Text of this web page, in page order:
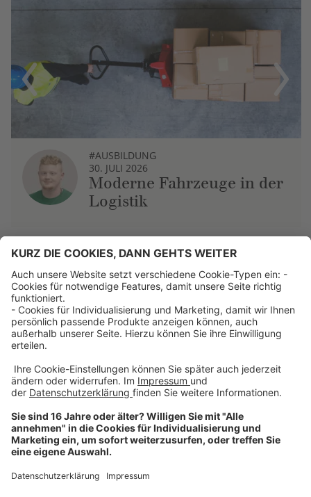
Previous
#AUSBILDUNG
30. JULI 2026
Moderne Fahrzeuge in der
Logistik
Next
Über uns
Dehner Unternehmen
Jobs bei Dehner